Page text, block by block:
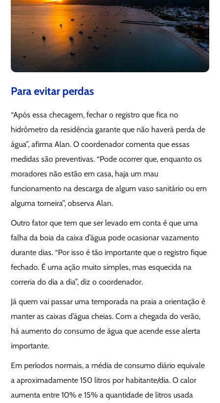
Para evitar perdas
“Após essa checagem, fechar o registro que fica no
hidrômetro da residência garante que não haverá perda de
água”, afirma Alan. O coordenador comenta que essas
medidas são preventivas. “Pode ocorrer que, enquanto os
moradores não estão em casa, haja um mau
funcionamento na descarga de algum vaso sanitário ou em
alguma torneira”, observa Alan.
Outro fator que tem que ser levado em conta é que uma
falha da boia da caixa d’água pode ocasionar vazamento
durante dias. “Por isso é tão importante que o registro fique
fechado. É uma ação muito simples, mas esquecida na
correria do dia a dia”, diz o coordenador.
Já quem vai passar uma temporada na praia a orientação é
manter as caixas d’água cheias. Com a chegada do verão,
há aumento do consumo de água que acende esse alerta
importante.
Em períodos normais, a média de consumo diário equivale
a aproximadamente 150 litros por habitante/dia. O calor
aumenta entre 10% e 15% a quantidade de litros usada